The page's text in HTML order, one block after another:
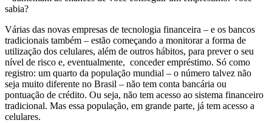
sabia?
Várias das novas empresas de tecnologia financeira – e os bancos
tradicionais também – estão começando a monitorar a forma de
utilização dos celulares, além de outros hábitos, para prever o seu
nível de risco e, eventualmente, conceder empréstimo. Só como
registro: um quarto da população mundial – o número talvez não
seja muito diferente no Brasil – não tem conta bancária ou
pontuação de crédito. Ou seja, não tem acesso ao sistema financeiro
tradicional. Mas essa população, em grande parte, já tem acesso a
celulares.